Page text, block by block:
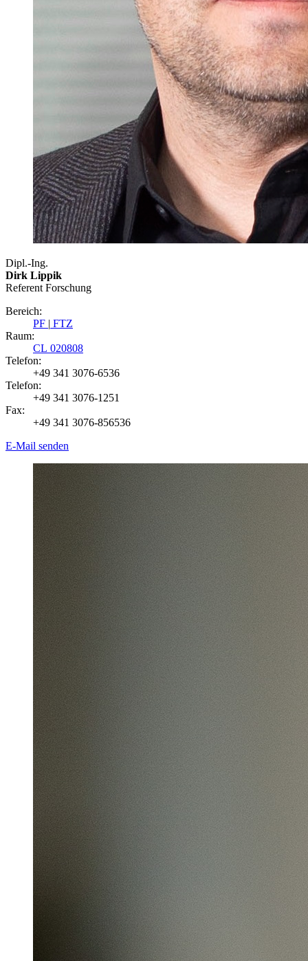
Dipl.-Ing.
Dirk Lippik
Referent Forschung
Bereich:
PF | FTZ
Raum:
CL 020808
Telefon:
+49 341 3076-6536
Telefon:
+49 341 3076-1251
Fax:
+49 341 3076-856536
E-Mail senden